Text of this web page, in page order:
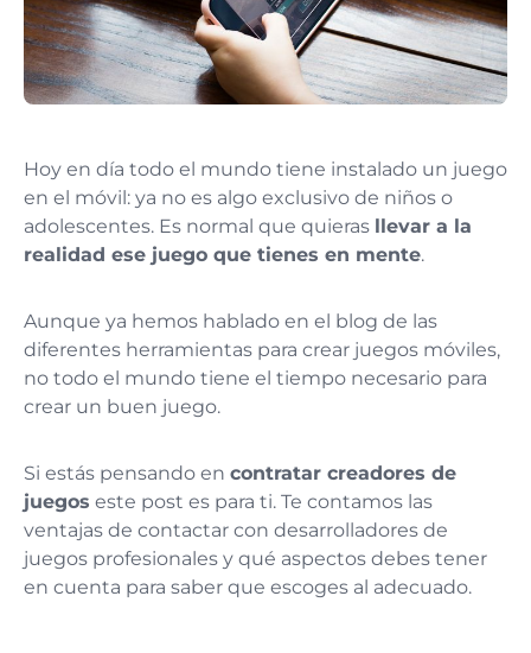
Hoy en día todo el mundo tiene instalado un juego
en el móvil: ya no es algo exclusivo de niños o
adolescentes. Es normal que quieras llevar a la
realidad ese juego que tienes en mente.
Aunque ya hemos hablado en el blog de las
diferentes herramientas para crear juegos móviles,
no todo el mundo tiene el tiempo necesario para
crear un buen juego.
Si estás pensando en contratar creadores de
juegos este post es para ti. Te contamos las
ventajas de contactar con desarrolladores de
juegos profesionales y qué aspectos debes tener
en cuenta para saber que escoges al adecuado.